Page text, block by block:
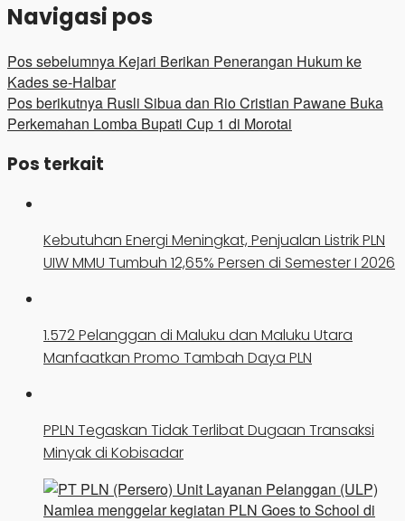
Navigasi pos
Pos sebelumnya Kejari Berikan Penerangan Hukum ke
Kades se-Halbar
Pos berikutnya Rusli Sibua dan Rio Cristian Pawane Buka
Perkemahan Lomba Bupati Cup 1 di Morotai
Pos terkait
Kebutuhan Energi Meningkat, Penjualan Listrik PLN
UIW MMU Tumbuh 12,65% Persen di Semester I 2026
1.572 Pelanggan di Maluku dan Maluku Utara
Manfaatkan Promo Tambah Daya PLN
PPLN Tegaskan Tidak Terlibat Dugaan Transaksi
Minyak di Kobisadar